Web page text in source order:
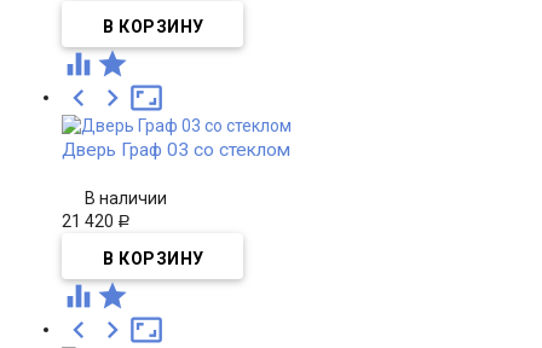
 

 
Дверь Граф 03 со стеклом
В наличии
21 420 Р
 

 